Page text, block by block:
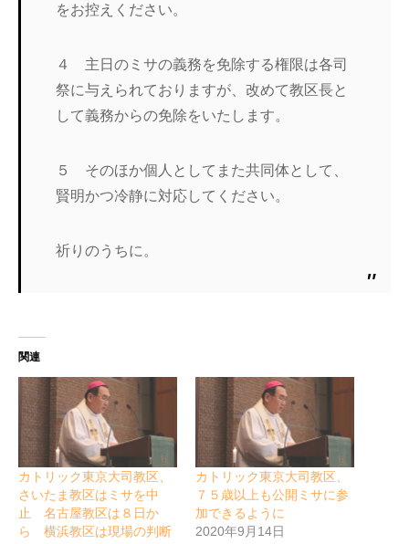
をお控えください。
４ 主日のミサの義務を免除する権限は各司
祭に与えられておりますが、改めて教区長と
して義務からの免除をいたします。
５ そのほか個人としてまた共同体として、
賢明かつ冷静に対応してください。
祈りのうちに。
関連
カトリック東京大司教区、
さいたま教区はミサを中
止 名古屋教区は８日か
ら 横浜教区は現場の判断
カトリック東京大司教区、
７５歳以上も公開ミサに参
加できるように
2020年9月14日